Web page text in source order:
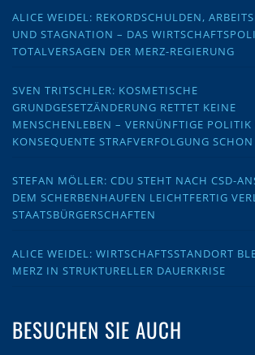
ALICE WEIDEL: REKORDSCHULDEN,
UND STAGNATION – DAS
TOTALVERSAGEN DER MERZ-REGIERUNG
SVEN TRITSCHLER: KOSMETISCHE
GRUNDGESETZÄNDERUNG RETTET KEINE
MENSCHENLEBEN – VERNÜNFTIGE POLITIK
KONSEQUENTE STRAFVERFOLGUNG SCHON
STEFAN MÖLLER: CDU STEHT NACH CSD-
DEM SCHERBENHAUFEN LEICHTFERTIG
STAATSBÜRGERSCHAFTEN
ALICE WEIDEL: WIRTSCHAFTSSTANDORT
MERZ IN STRUKTURELLER DAUERKRISE
BESUCHEN SIE AUCH